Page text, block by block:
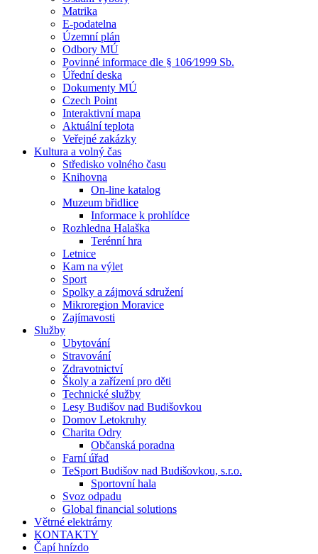
Matrika
E-podatelna
Územní plán
Odbory MÚ
Povinné informace dle § 106⁄1999 Sb.
Úřední deska
Dokumenty MÚ
Czech Point
Interaktivní mapa
Aktuální teplota
Veřejné zakázky
Kultura a volný čas
Středisko volného času
Knihovna
On-line katalog
Muzeum břidlice
Informace k prohlídce
Rozhledna Halaška
Terénní hra
Letnice
Kam na výlet
Sport
Spolky a zájmová sdružení
Mikroregion Moravice
Zajímavosti
Služby
Ubytování
Stravování
Zdravotnictví
Školy a zařízení pro děti
Technické služby
Lesy Budišov nad Budišovkou
Domov Letokruhy
Charita Odry
Občanská poradna
Farní úřad
TeSport Budišov nad Budišovkou, s.r.o.
Sportovní hala
Svoz odpadu
Global financial solutions
Větrné elektrárny
KONTAKTY
Čapí hnízdo